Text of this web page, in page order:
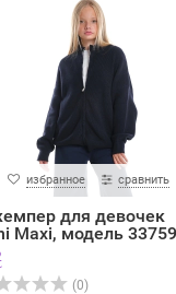
избранное сравнить
для девочек
Maxi, модель
(0)